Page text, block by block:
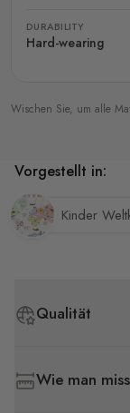
DURABILITY
Hard-wearing
Wischen Sie, um alle
Qualität
Wie man
Vorgestellt in:
Kinder